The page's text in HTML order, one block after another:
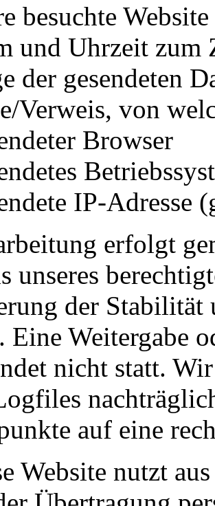
besuchte Website
und Uhrzeit
der gesendeten
Verweis, von
Browser
IP-Adresse
erfolgt
unseres
der
Eine Weitergabe
nicht statt.
auf eine
Website nutzt